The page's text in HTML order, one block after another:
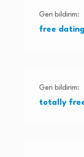
Geri bildirim:
free
Geri bildirim:
totally